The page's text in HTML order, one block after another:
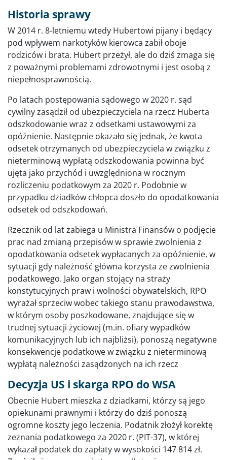
Historia sprawy
W 2014 r. 8-letniemu wtedy Hubertowi pijany i będący
pod wpływem narkotyków kierowca zabił oboje
rodziców i brata. Hubert przeżył, ale do dziś zmaga się
z poważnymi problemami zdrowotnymi i jest osobą z
niepełnosprawnością.
Po latach postępowania sądowego w 2020 r. sąd
cywilny zasądził od ubezpieczyciela na rzecz Huberta
odszkodowanie wraz z odsetkami ustawowymi za
opóźnienie. Następnie okazało się jednak, że kwota
odsetek otrzymanych od ubezpieczyciela w związku z
nieterminową wypłatą odszkodowania powinna być
ujęta jako przychód i uwzględniona w rocznym
rozliczeniu podatkowym za 2020 r. Podobnie w
przypadku dziadków chłopca doszło do opodatkowania
odsetek od odszkodowań.
Rzecznik od lat zabiega u Ministra Finansów o podjęcie
prac nad zmianą przepisów w sprawie zwolnienia z
opodatkowania odsetek wypłacanych za opóźnienie, w
sytuacji gdy należność główna korzysta ze zwolnienia
podatkowego. Jako organ stojący na straży
konstytucyjnych praw i wolności obywatelskich, RPO
wyrażał sprzeciw wobec takiego stanu prawodawstwa,
w którym osoby poszkodowane, znajdujące się w
trudnej sytuacji życiowej (m.in. ofiary wypadków
komunikacyjnych lub ich najbliżsi), ponoszą negatywne
konsekwencje podatkowe w związku z nieterminową
wypłatą należności zasądzonych na ich rzecz
Decyzja US i skarga RPO do WSA
Obecnie Hubert mieszka z dziadkami, którzy są jego
opiekunami prawnymi i którzy do dziś ponoszą
ogromne koszty jego leczenia. Podatnik złożył korektę
zeznania podatkowego za 2020 r. (PIT-37), w której
wykazał podatek do zapłaty w wysokości 147 814 zł.